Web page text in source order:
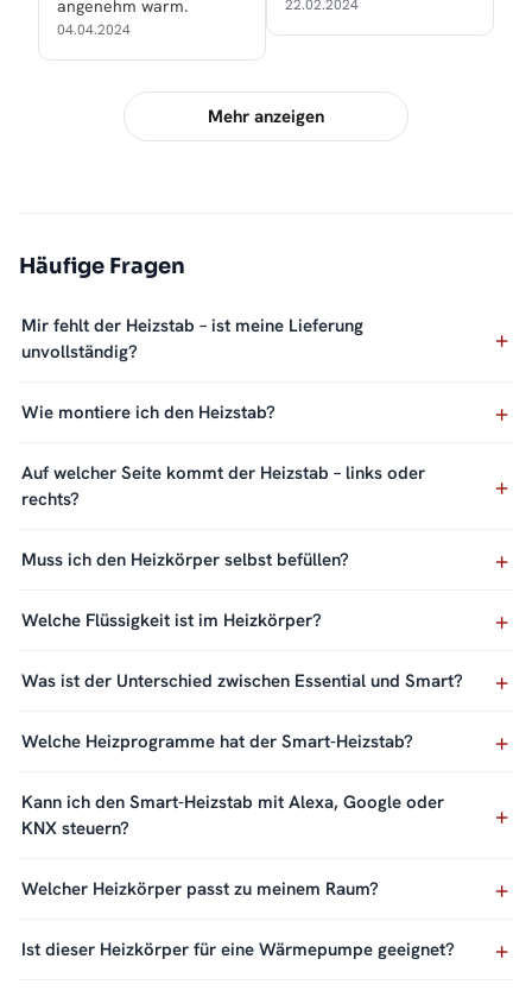
angenehm warm.
04.04.2024
22.02.2024
Mehr anzeigen
Häufige Fragen
Mir fehlt der Heizstab – ist meine Lieferung
unvollständig?
Wie montiere ich den Heizstab?
Auf welcher Seite kommt der Heizstab – links oder
rechts?
Muss ich den Heizkörper selbst befüllen?
Welche Flüssigkeit ist im Heizkörper?
Was ist der Unterschied zwischen Essential und Smart?
Welche Heizprogramme hat der Smart-Heizstab?
Kann ich den Smart-Heizstab mit Alexa, Google oder
KNX steuern?
Welcher Heizkörper passt zu meinem Raum?
Ist dieser Heizkörper für eine Wärmepumpe geeignet?